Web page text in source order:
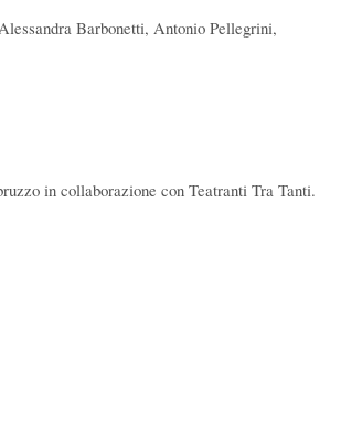
Barbonetti, Antonio Pellegrini,
in collaborazione con Teatranti Tra Tanti.